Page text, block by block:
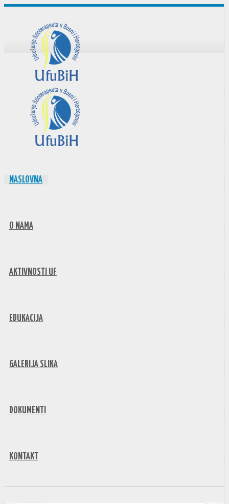
NASLOVNA
O NAMA
AKTIVNOSTI UF
EDUKACIJA
GALERIJA SLIKA
DOKUMENTI
KONTAKT